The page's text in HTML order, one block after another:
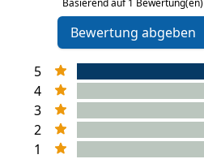
Basierend auf 1 Bewertung(en)
Bewertung abgeben
5
4
3
2
1